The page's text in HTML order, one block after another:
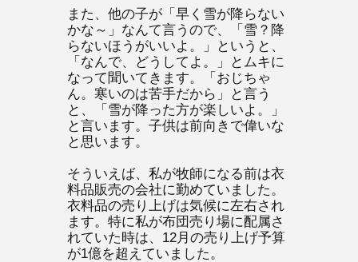
また、他の子が「早く雪が降らない
かな～」なんて言うので、「雪？降
らないほうがいいよ。」というと、
「なんで、どうしてよ。」とムキに
なって聞いてきます。「おじちゃ
ん。寒いのは苦手だから」と言う
と、「雪が降った方が楽しいよ。」
と言います。子供は前向きで偉いな
と思います。
そういえば、私が牧師になる前は衣
料品販売の会社に勤めていました。
衣料品の売り上げは気候に左右され
ます。特に私が布団売り場に配属さ
れていた時は、12月の売り上げ予算
が1億を超えていました。